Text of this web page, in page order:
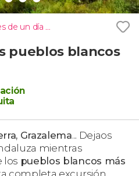
Excursiones de un día desde Cádiz
pueblos blancos
Grazalema... Dejaos
mientras
los pueblos blancos más
completa excursión.